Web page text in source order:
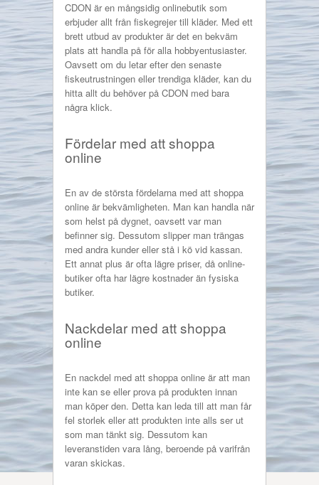
CDON är en mångsidig onlinebutik som
erbjuder allt från fiskegrejer till kläder. Med ett
brett utbud av produkter är det en bekväm
plats att handla på för alla hobbyentusiaster.
Oavsett om du letar efter den senaste
fiskeutrustningen eller trendiga kläder, kan du
hitta allt du behöver på CDON med bara
några klick.
Fördelar med att shoppa
online
En av de största fördelarna med att shoppa
online är bekvämligheten. Man kan handla när
som helst på dygnet, oavsett var man
befinner sig. Dessutom slipper man trängas
med andra kunder eller stå i kö vid kassan.
Ett annat plus är ofta lägre priser, då online-
butiker ofta har lägre kostnader än fysiska
butiker.
Nackdelar med att shoppa
online
En nackdel med att shoppa online är att man
inte kan se eller prova på produkten innan
man köper den. Detta kan leda till att man får
fel storlek eller att produkten inte alls ser ut
som man tänkt sig. Dessutom kan
leveranstiden vara lång, beroende på varifrån
varan skickas.